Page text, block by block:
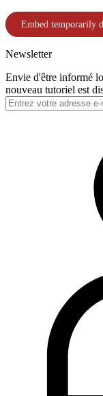
Newsletter
Envie d'être informé
nouveau tutoriel est